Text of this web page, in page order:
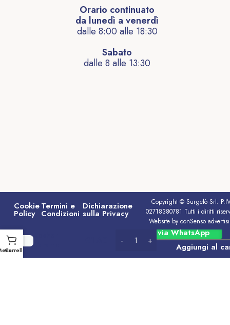
Orario continuato
da lunedì a venerdì
dalle 8:00 alle 18:30
Sabato
dalle 8 alle 13:30
Cookie
Policy
Termini e
Condizioni
Dichiarazione
sulla Privacy
Copyright © Surgelò Srl.
02718380781 Tutti i diritti
Website by conSenso
Aggiungi al
Ordina via WhatsApp
Carrello